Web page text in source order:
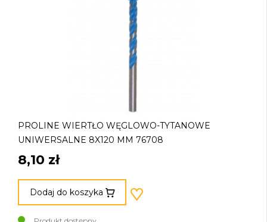
PROLINE WIERTŁO WĘGLOWO-TYTANOWE
UNIWERSALNE 8X120 MM 76708
8,10 zł
Dodaj do koszyka